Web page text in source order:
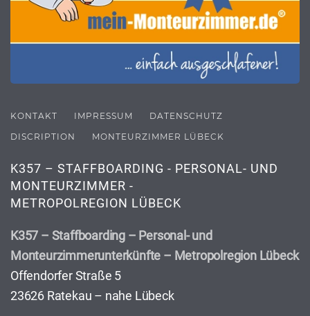
KONTAKT IMPRESSUM
DATENSCHUTZ
DISCRIPTION
MONTEURZIMMER LÜBECK
K357 – STAFFBOARDING - PERSONAL- UND
MONTEURZIMMER -
METROPOLREGION LÜBECK
K357 – Staffboarding – Personal- und
Monteurzimmerunterkünfte – Metropolregion Lübeck
Offendorfer Straße 5
23626 Ratekau – nahe Lübeck